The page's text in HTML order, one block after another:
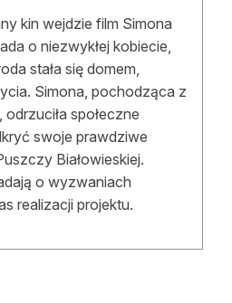
kin wejdzie film Simona
o niezwykłej kobiecie,
stała się domem,
Simona, pochodząca z
społeczne
swoje prawdziwe
Białowieskiej.
o wyzwaniach
realizacji projektu.